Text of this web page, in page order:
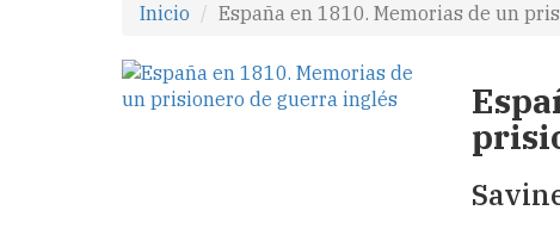
Inicio España en 1810. Memorias de un